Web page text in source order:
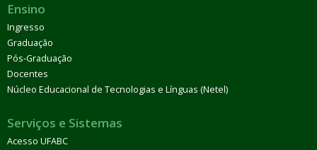
Ensino
Ingresso
Graduação
Pós-Graduação
Docentes
Núcleo Educacional de Tecnologias e Línguas (Netel)
Serviços e Sistemas
Acesso UFABC